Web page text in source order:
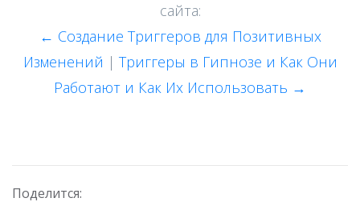
сайта:
← Создание Триггеров для Позитивных
Изменений | Триггеры в Гипнозе и Как Они
Работают и Как Их Использовать →
Поделится: